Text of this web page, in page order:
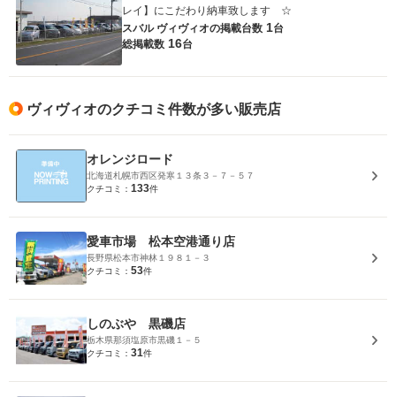
レイ】にこだわり納車致します ☆
スバル ヴィヴィオの掲載台数 1台
総掲載数 16台
ヴィヴィオのクチコミ件数が多い販売店
オレンジロード
北海道札幌市西区発寒１３条３－７－５７
クチコミ： 133件
愛車市場 松本空港通り店
長野県松本市神林１９８１－３
クチコミ： 53件
しのぶや 黒磯店
栃木県那須塩原市黒磯１－５
クチコミ： 31件